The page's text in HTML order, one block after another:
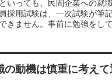
いっても、民間企業への就
採用試験は、一次試験が筆
きません。事前に勉強をし
の動機は慎重に考え